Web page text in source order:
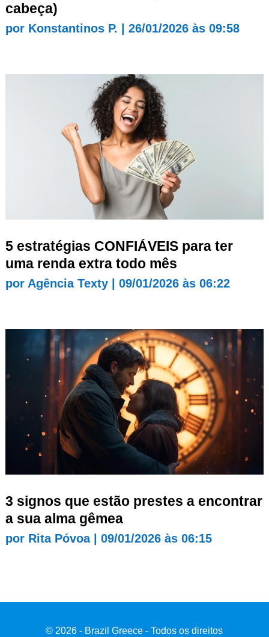
cabeça)
por Konstantinos P. 26/01/2026 às 09:58
5 estratégias CONFIÁVEIS para ter
uma renda extra todo mês
por Agência Texty| 09/01/2026 às 06:22
3 signos que estão prestes a encontrar
a sua alma gêmea
por Rita Póvoa| 09/01/2026 às 06:15
© 2026 - Brazil Greece - Todos os direitos